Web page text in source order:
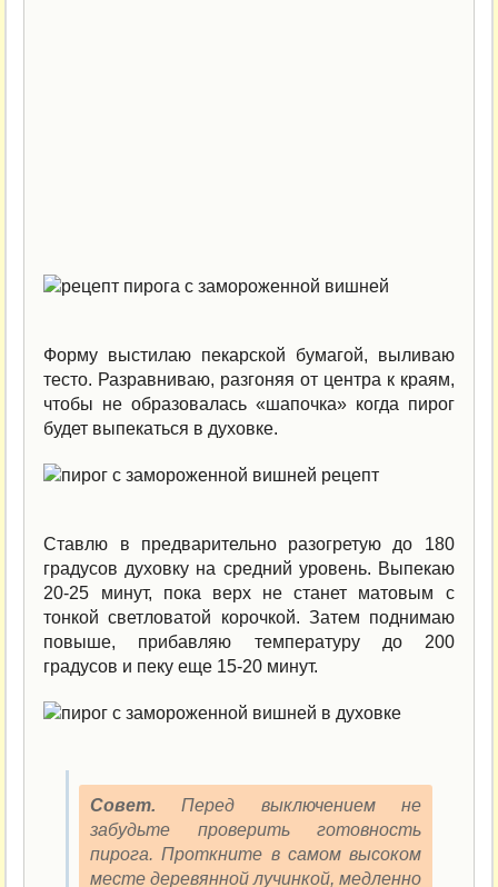
Форму выстилаю пекарской бумагой, выливаю
тесто. Разравниваю, разгоняя от центра к краям,
чтобы не образовалась «шапочка» когда пирог
будет выпекаться в духовке.
Ставлю в предварительно разогретую до 180
градусов духовку на средний уровень. Выпекаю
20-25 минут, пока верх не станет матовым с
тонкой светловатой корочкой. Затем поднимаю
повыше, прибавляю температуру до 200
градусов и пеку еще 15-20 минут.
Совет. Перед выключением не
забудьте проверить готовность
пирога. Проткните в самом высоком
месте деревянной лучинкой, медленно